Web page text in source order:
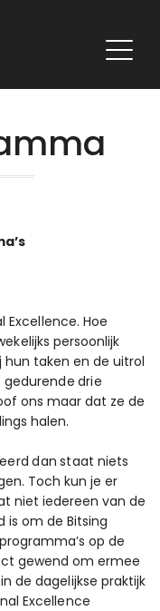
Excellence. Hoe
persoonlijk
taken en de uitrol
gedurende drie
ons maar dat ze de
halen.
dan staat niets
Toch kun je er
niet iedereen van de
is om de Bitsing
op de
gewend om ermee
de dagelijkse praktijk
Excellence